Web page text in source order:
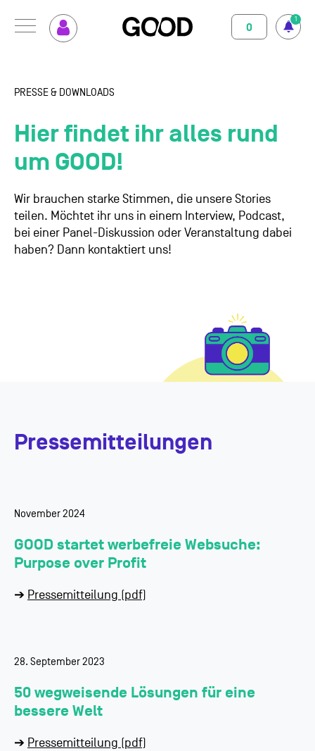
Menu
1
0
GOOD einrichten
Kontakt
PRESSE & DOWNLOADS
Hier findet ihr alles rund
um GOOD!
Wir brauchen starke Stimmen, die unsere Stories
teilen. Möchtet ihr uns in einem Interview, Podcast,
bei einer Panel-Diskussion oder Veranstaltung dabei
haben? Dann kontaktiert uns!
Pressemitteilungen
November 2024
GOOD startet werbefreie Websuche:
Purpose over Profit
➔ Pressemitteilung (pdf)
28. September 2023
50 wegweisende Lösungen für eine
bessere Welt
➔ Pressemitteilung (pdf)